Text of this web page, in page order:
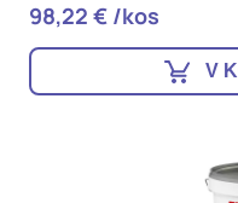
98,22 € /kos
V